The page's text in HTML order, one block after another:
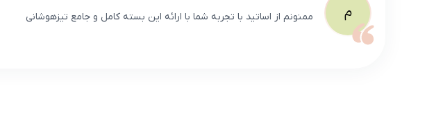
م ممنونم از اساتید با تجربه شما با ارائه این بسته کامل و جامع تیزهوشانی